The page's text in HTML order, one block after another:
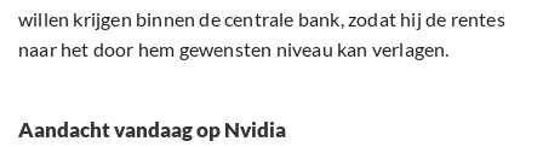
willen krijgen binnen de centrale bank, zodat hij de rentes
naar het door hem gewensten niveau kan verlagen.
Aandacht vandaag op Nvidia